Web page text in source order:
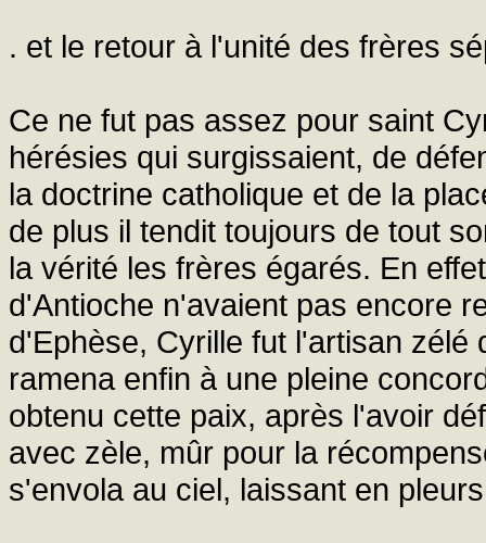
. et le retour à l'unité des frères
Ce ne fut pas assez pour saint
hérésies qui surgissaient, de
la doctrine catholique et de la
de plus il tendit toujours de tout
la vérité les frères égarés. En
d'Antioche n'avaient pas encore
d'Ephèse, Cyrille fut l'artisan
ramena enfin à une pleine
obtenu cette paix, après l'avoir
avec zèle, mûr pour la
s'envola au ciel, laissant en